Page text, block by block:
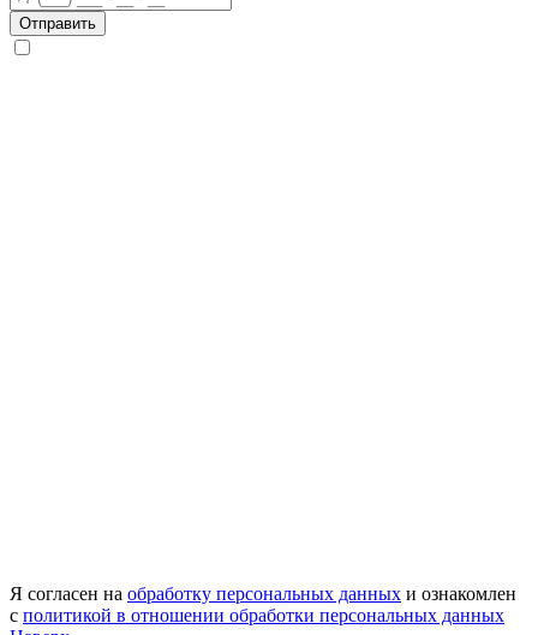
Отправить
Я согласен на обработку персональных данных и ознакомлен
с политикой в отношении обработки персональных данных